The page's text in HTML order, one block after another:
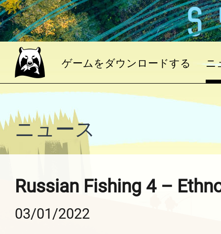
ゲームをダウンロードする ニ
ニュース
Russian Fishing 4 –
03/01/2022